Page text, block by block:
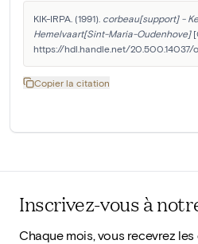
KIK-IRPA. (1991). corbeau[support] -
Hemelvaart[Sint-Maria-Oudenhove]
https://hdl.handle.net/20.500.14037/
Copier la citation
Inscrivez-vous à
Chaque mois, vous recevrez